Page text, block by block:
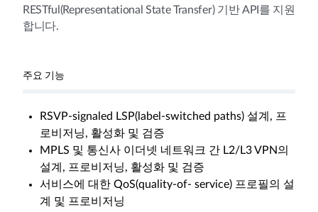
RESTful(Representational State Transfer) 기반 API를 지원
합니다.
주요 기능
RSVP-signaled LSP(label-switched paths) 설계, 프
로비저닝, 활성화 및 검증
MPLS 및 통신사 이더넷 네트워크 간 L2/L3 VPN의
설계, 프로비저닝, 활성화 및 검증
서비스에 대한 QoS(quality-of- service) 프로필의 설
계 및 프로비저닝